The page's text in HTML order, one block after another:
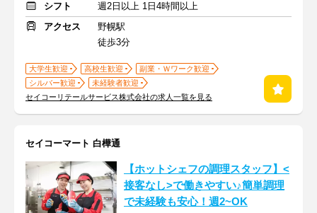
シフト
週2日以上 1日4時間以上
アクセス
野幌駅
徒歩3分
大学生歓迎 高校生歓迎
副業・Ｗワーク歓迎
シルバー歓迎
未経験者歓迎
セイコーリテールサービス株式会社の求人一覧を見る
セイコーマート 白樺通
【ホットシェフの調理スタッフ】<
接客なし>で働きやすい♪簡単調理
で未経験も安心！週2~OK